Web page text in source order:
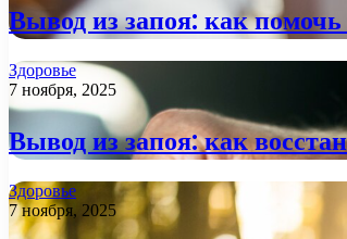
Вывод из запоя: как
Здоровье
7 ноября, 2025
Вывод из запоя: как
Здоровье
7 ноября, 2025